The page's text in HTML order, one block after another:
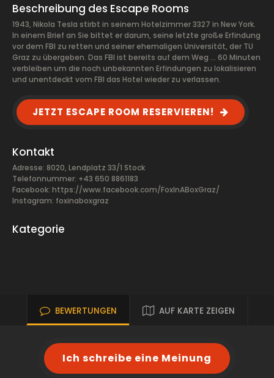
Beschreibung des Escape Rooms
1943, Nikola Tesla stirbt in seinem Hotelzimmer 3327 in New York.
In einem Brief an Sie bittet er darum, seine letzte große Erfindung
vor dem FBI zu retten und seiner ehemaligen Universität, der TU
Graz zu übergeben. Das FBI ist bereits auf dem Weg … 60 Minuten
verbleiben um die noch unbekannten Erfindungen zu lokalisieren
und unentdeckt vom FBI das Hotel wieder zu verlassen.
JETZT ESCAPE ROOM RESERVIEREN!
Kontakt
Adresse: 8020, Lendplatz 33/1 Stock
Telefonnummer: +43 650 8861183
Facebook: https://www.facebook.com/FoxInABoxGraz/
Instagram: foxinaboxgraz
Kategorie
BEWERTUNGEN AUF KARTE ZEIGEN
Ich schreibe eine Meinung